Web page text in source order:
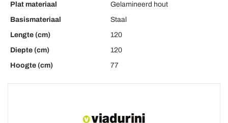
Plat materiaal
Gelamineerd hout
Basismateriaal
Staal
Lengte (cm)
120
Diepte (cm)
120
Hoogte (cm)
77